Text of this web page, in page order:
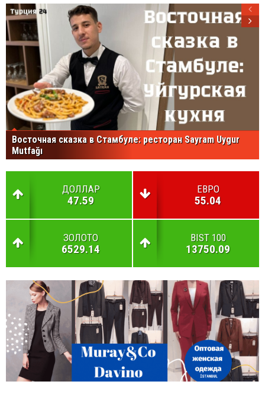
Восточная сказка в Стамбуле: ресторан Sayram Uygur
Mutfağı
ДОЛЛАР
47.59
ЕВРО
55.04
ЗОЛОТО
6529.14
BIST 100
13750.09